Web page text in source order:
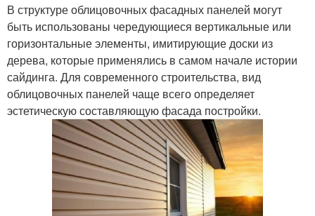
В структуре облицовочных фасадных панелей могут
быть использованы чередующиеся вертикальные или
горизонтальные элементы, имитирующие доски из
дерева, которые применялись в самом начале истории
сайдинга. Для современного строительства, вид
облицовочных панелей чаще всего определяет
эстетическую составляющую фасада постройки.